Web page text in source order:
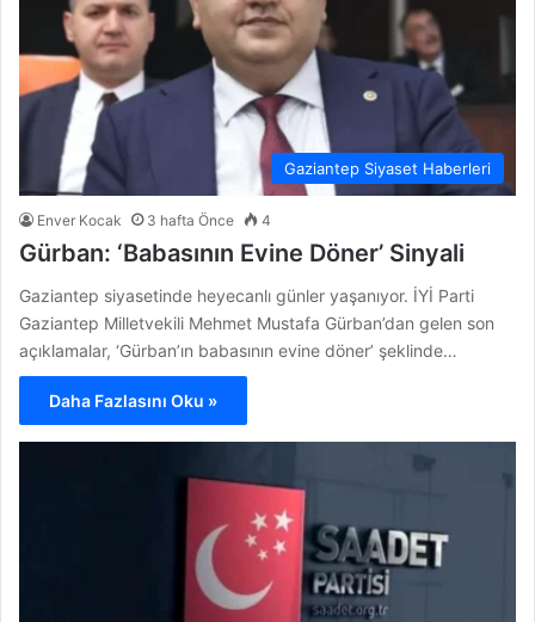
Gaziantep Siyaset Haberleri
Enver Kocak 3 hafta Önce 4
Gürban: ‘Babasının Evine Döner’ Sinyali
Gaziantep siyasetinde heyecanlı günler yaşanıyor. İYİ Parti
Gaziantep Milletvekili Mehmet Mustafa Gürban’dan gelen son
açıklamalar, ‘Gürban’ın babasının evine döner’ şeklinde…
Daha Fazlasını Oku »